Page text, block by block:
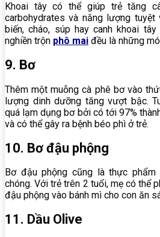
Khoai tây có thể giúp trẻ tăng
carbohydrates và năng lượng
biến, cháo, súp hay canh khoai
nghiền trộn phô mai đều là những
9. Bơ
Thêm một muỗng cà phê bơ vào
lượng dinh dưỡng tăng vượt bậc.
quá lạm dụng bơ bởi có tới 97%
và có thể gây ra bệnh béo phì ở trẻ.
10. Bơ đậu phộng
Bơ đậu phộng cũng là thực
chóng. Với trẻ trên 2 tuổi, mẹ có thể
đậu phộng vào bánh mì cho con ăn
11. Dầu Olive